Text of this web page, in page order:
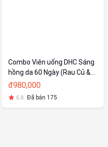
Combo Viên uống DHC Sáng
hồng da 60 Ngày (Rau Củ &
Adlay)
đ980,000
5.0 Đã bán 175